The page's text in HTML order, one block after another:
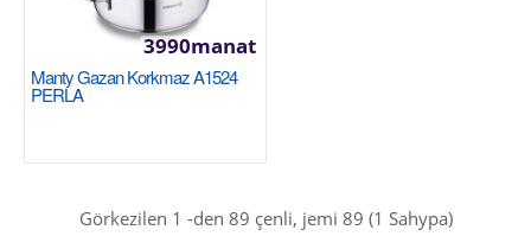
Внутреннее покрытие: Зеркально отполированная
нержавеющая сталь Совместимость с плитами:
Для всех..
Sebede Goş
Manty Gazan Korkmaz A1524
PERLA
3990manat
Görkezilen 1 -den 89 çenli, jemi 89 (1 Sahypa)